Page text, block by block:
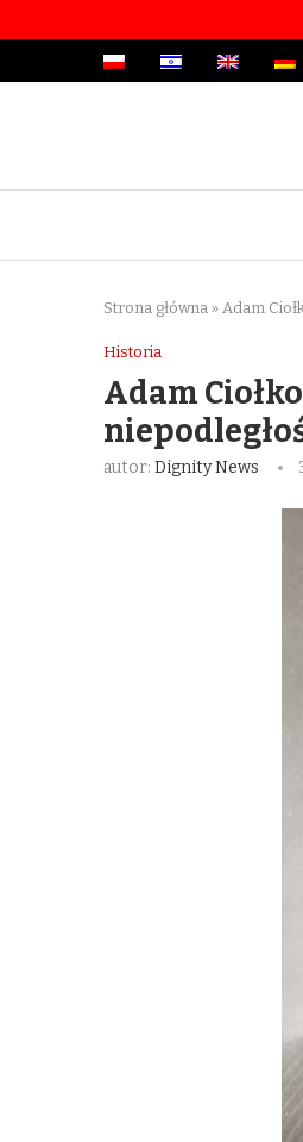
Strona główna » Adam
Historia
Adam
autor: Dignity News